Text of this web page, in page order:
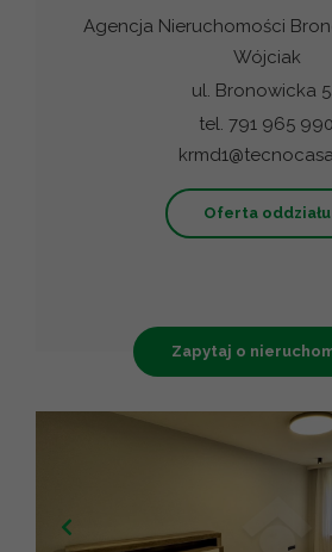
Agencja Nieruchomości
Wójciak
ul. Bronowicka
tel. 791 965 990
Oferta oddziału
Zapytaj o